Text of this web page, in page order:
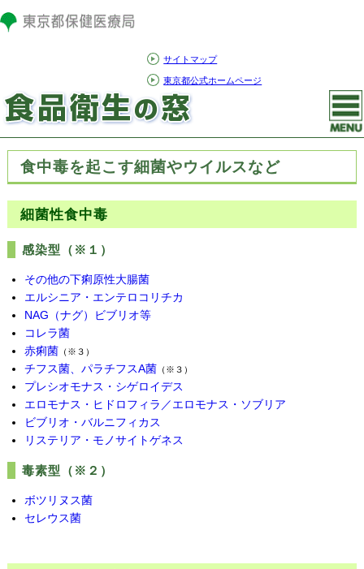
サイトマップ
東京都公式ホームページ
食中毒を起こす細菌やウイルスなど
細菌性食中毒
感染型（※１）
その他の下痢原性大腸菌
エルシニア・エンテロコリチカ
NAG（ナグ）ビブリオ等
コレラ菌
赤痢菌 （※３）
チフス菌、パラチフスA菌 （※３）
プレシオモナス・シゲロイデス
エロモナス・ヒドロフィラ／エロモナス・ソブリア
ビブリオ・バルニフィカス
リステリア・モノサイトゲネス
毒素型（※２）
ボツリヌス菌
セレウス菌